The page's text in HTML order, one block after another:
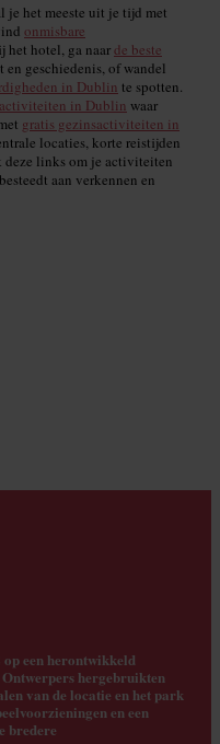
je het meeste uit je tijd met
onmisbare
het hotel, ga naarde beste
en geschiedenis, of wandel
in Dublin te spotten.
in Dublin waar
gratis gezinsactiviteiten in
locaties, korte reistijden
deze links om je activiteiten
aan verkennen en
een herontwikkeld
hergebruikten
van de locatie en het park
en een
bredere